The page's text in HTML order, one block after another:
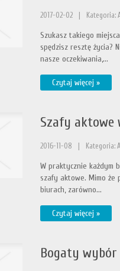
2017-02-02 Kategoria:
Szukasz takiego
spędzisz resztę życia?
nasze oczekiwania,...
Czytaj więcej »
Szafy aktowe
2016-11-08 Kategoria:
W praktycznie każdym
szafy aktowe. Mimo że
biurach, zarówno...
Czytaj więcej »
Bogaty wybór